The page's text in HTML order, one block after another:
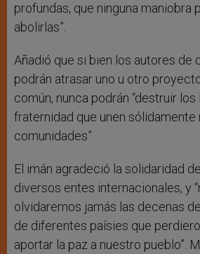
profundas, que ninguna maniobra
abolirlas”.
Añadió que si bien los autores de
podrán atrasar uno u otro
común, nunca podrán “destruir los
fraternidad que unen sólidamente
comunidades”.
El imán agradeció la solidaridad
diversos entes internacionales, y
olvidaremos jamás las decenas
de diferentes paísies que
aportar la paz a nuestro pueblo”.